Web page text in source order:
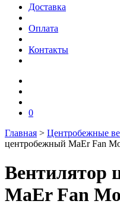
Доставка
Оплата
Контакты
0
Главная > Центробежные
центробежный MaEr Fan
Вентилятор
MaEr Fan